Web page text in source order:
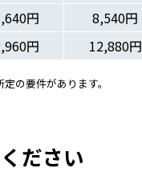
円
8,540円
円 12,880円
の要件があります。
ださい